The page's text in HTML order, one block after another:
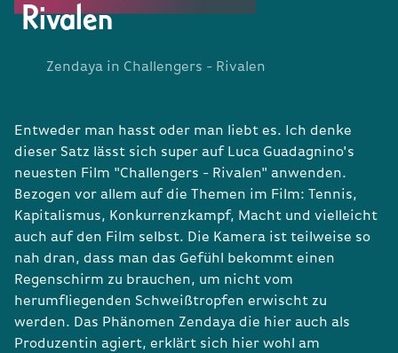
Rivalen
Zendaya in Challengers - Rivalen
Entweder man hasst oder man liebt es. Ich denke
dieser Satz lässt sich super auf Luca Guadagnino's
neuesten Film "Challengers - Rivalen" anwenden.
Bezogen vor allem auf die Themen im Film: Tennis,
Kapitalismus, Konkurrenzkampf, Macht und vielleicht
auch auf den Film selbst. Die Kamera ist teilweise so
nah dran, dass man das Gefühl bekommt einen
Regenschirm zu brauchen, um nicht vom
herumfliegenden Schweißtropfen erwischt zu
werden. Das Phänomen Zendaya die hier auch als
Produzentin agiert, erklärt sich hier wohl am